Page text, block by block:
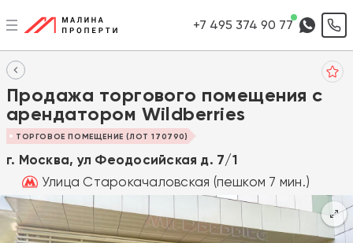
+7 495 374 90 77
Продажа торгового помещения с
арендатором Wildberries
ТОРГОВОЕ ПОМЕЩЕНИЕ (ЛОТ 170790)
г. Москва, ул Феодосийская д. 7/1
Улица Старокачаловская (пешком 7 мин.)